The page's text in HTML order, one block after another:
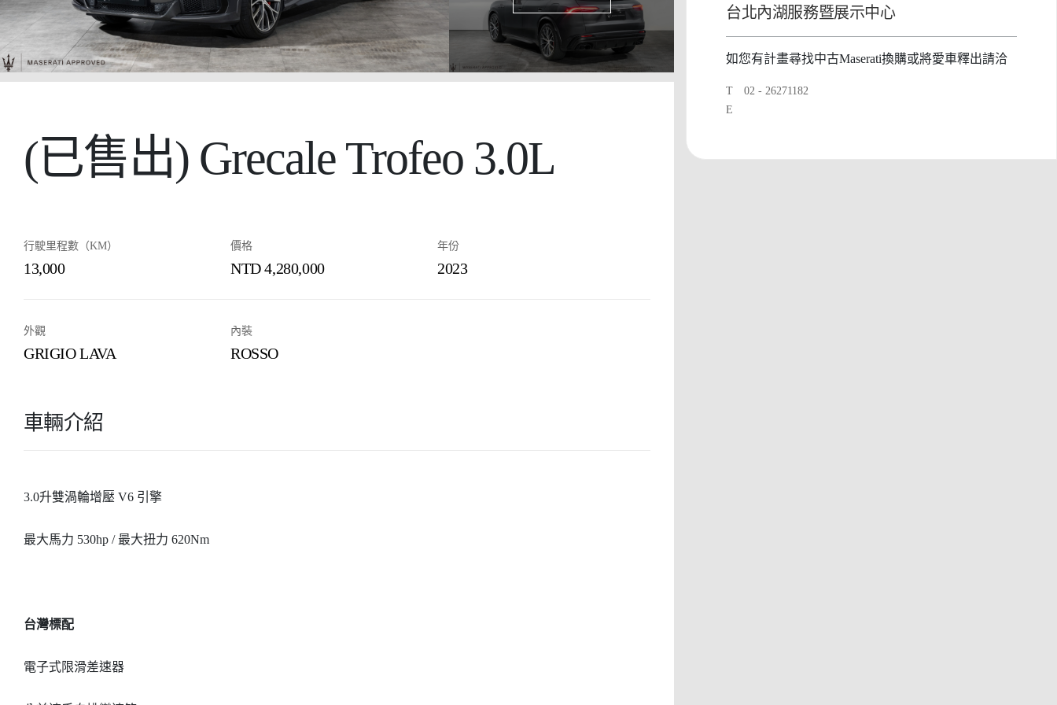
(已售出) Grecale Trofeo 3.0L​
行駛里程數（KM）
13,000
價格
NTD 4,280,000
年份
2023
外觀
GRIGIO LAVA
內裝
ROSSO
車輛介紹
3.0升雙渦輪增壓 V6 引擎
最大馬力 530hp / 最大扭力 620Nm
台灣標配
電子式限滑差速器
台北內湖服務暨展示中心
如您有計畫尋找中古Maserati換購或將愛車釋出請洽
T
02 - 26271182
E